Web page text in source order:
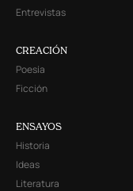
Entrevistas
CREACIÓN
Poesía
Ficción
ENSAYOS
Historia
Ideas
Literatura